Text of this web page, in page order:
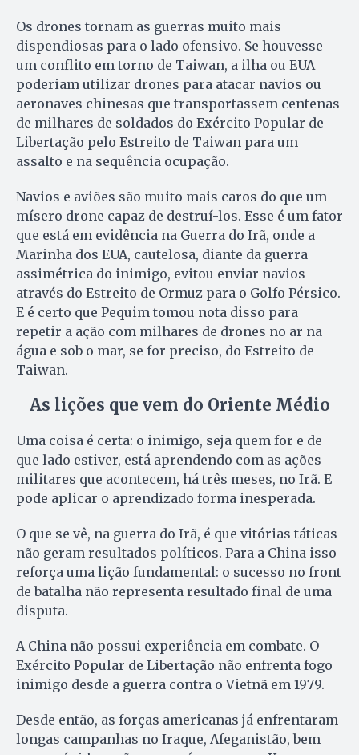
Os drones tornam as guerras muito mais
dispendiosas para o lado ofensivo. Se houvesse
um conflito em torno de Taiwan, a ilha ou EUA
poderiam utilizar drones para atacar navios ou
aeronaves chinesas que transportassem centenas
de milhares de soldados do Exército Popular de
Libertação pelo Estreito de Taiwan para um
assalto e na sequência ocupação.
Navios e aviões são muito mais caros do que um
mísero drone capaz de destruí-los. Esse é um fator
que está em evidência na Guerra do Irã, onde a
Marinha dos EUA, cautelosa, diante da guerra
assimétrica do inimigo, evitou enviar navios
através do Estreito de Ormuz para o Golfo Pérsico.
E é certo que Pequim tomou nota disso para
repetir a ação com milhares de drones no ar na
água e sob o mar, se for preciso, do Estreito de
Taiwan.
As lições que vem do Oriente Médio
Uma coisa é certa: o inimigo, seja quem for e de
que lado estiver, está aprendendo com as ações
militares que acontecem, há três meses, no Irã. E
pode aplicar o aprendizado forma inesperada.
O que se vê, na guerra do Irã, é que vitórias táticas
não geram resultados políticos. Para a China isso
reforça uma lição fundamental: o sucesso no front
de batalha não representa resultado final de uma
disputa.
A China não possui experiência em combate. O
Exército Popular de Libertação não enfrenta fogo
inimigo desde a guerra contra o Vietnã em 1979.
Desde então, as forças americanas já enfrentaram
longas campanhas no Iraque, Afeganistão, bem